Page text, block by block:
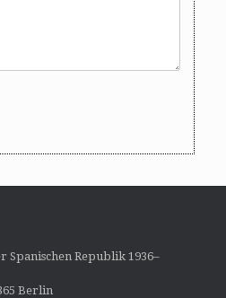
Republik 1936–
Berlin